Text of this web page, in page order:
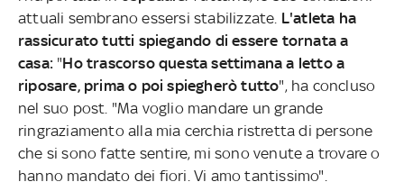
attuali sembrano essersi stabilizzate. L'atleta ha
rassicurato tutti spiegando di essere tornata a
casa: "Ho trascorso questa settimana a letto a
riposare, prima o poi spiegherò tutto", ha concluso
nel suo post. "Ma voglio mandare un grande
ringraziamento alla mia cerchia ristretta di persone
che si sono fatte sentire, mi sono venute a trovare o
hanno mandato dei fiori. Vi amo tantissimo".